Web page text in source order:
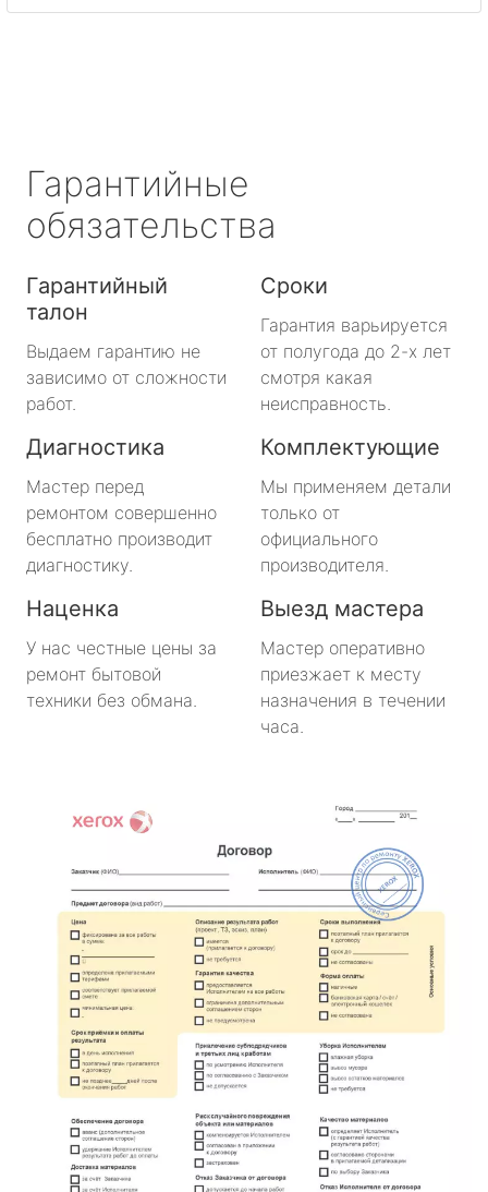
Гарантийные
обязательства
Гарантийный
талон
Выдаем гарантию не
зависимо от сложности
работ.
Сроки
Гарантия варьируется
от полугода до 2-х лет
смотря какая
неисправность.
Диагностика
Мастер перед
ремонтом совершенно
бесплатно производит
диагностику.
Комплектующие
Мы применяем детали
только от
официального
производителя.
Наценка
У нас честные цены за
ремонт бытовой
техники без обмана.
Выезд мастера
Мастер оперативно
приезжает к месту
назначения в течении
часа.